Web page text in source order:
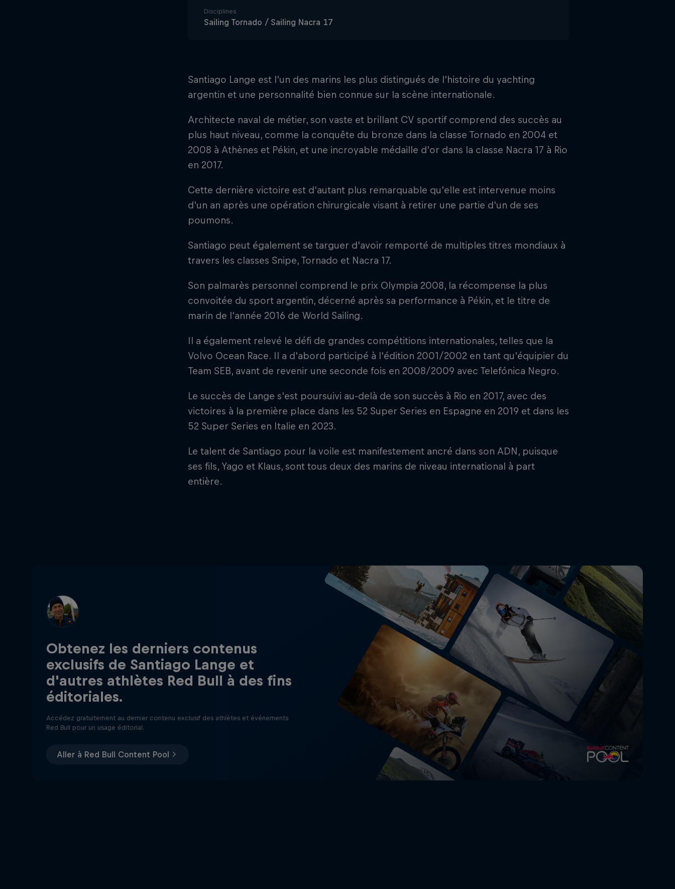
Disciplines
Sailing Tornado / Sailing Nacra 17
Santiago Lange est l'un des marins les plus distingués de l'histoire du yachting
argentin et une personnalité bien connue sur la scène internationale.
Architecte naval de métier, son vaste et brillant CV sportif comprend des succès au
plus haut niveau, comme la conquête du bronze dans la classe Tornado en 2004 et
2008 à Athènes et Pékin, et une incroyable médaille d'or dans la classe Nacra 17 à Rio
en 2017.
Cette dernière victoire est d'autant plus remarquable qu'elle est intervenue moins
d'un an après une opération chirurgicale visant à retirer une partie d'un de ses
poumons.
Santiago peut également se targuer d'avoir remporté de multiples titres mondiaux à
travers les classes Snipe, Tornado et Nacra 17.
Son palmarès personnel comprend le prix Olympia 2008, la récompense la plus
convoitée du sport argentin, décerné après sa performance à Pékin, et le titre de
marin de l'année 2016 de World Sailing.
Il a également relevé le défi de grandes compétitions internationales, telles que la
Volvo Ocean Race. Il a d'abord participé à l'édition 2001/2002 en tant qu'équipier du
Team SEB, avant de revenir une seconde fois en 2008/2009 avec Telefónica Negro.
Le succès de Lange s'est poursuivi au-delà de son succès à Rio en 2017, avec des
victoires à la première place dans les 52 Super Series en Espagne en 2019 et dans les
52 Super Series en Italie en 2023.
Le talent de Santiago pour la voile est manifestement ancré dans son ADN, puisque
ses fils, Yago et Klaus, sont tous deux des marins de niveau international à part
entière.
Obtenez les derniers contenus
exclusifs de Santiago Lange et
d'autres athlètes Red Bull à des fins
éditoriales.
Accédez gratuitement au dernier contenu exclusif des athlètes et événements
Red Bull pour un usage éditorial.
Aller à Red Bull Content Pool